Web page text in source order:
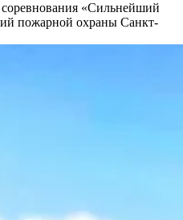
соревнования «Сильнейший
пожарной охраны Санкт-